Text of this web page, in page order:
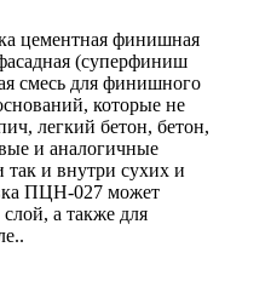
цементная финишная
(суперфиниш
смесь для финишного
которые не
легкий бетон, бетон,
и аналогичные
так и внутри сухих и
ПЦН-027 может
а также для